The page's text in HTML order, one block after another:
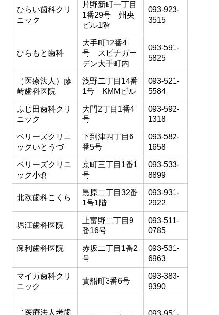
ひらい歯科クリ
ニック
片野新町一丁目
1番29号 州央
ビル1階
093-923-
3515
ひらもと歯科
大手町12番4
号 スピナガー
デン大手町内
093-591-
5825
（医療法人）藤
崎歯科医院
浅野二丁目14番
1号 KMMビル
093-521-
5584
ふじ田歯科クリ
ニック
大門2丁目1番4
号
093-592-
1318
ベリーズクリニ
ックいとうづ
下到津四丁目6
番5号
093-582-
1658
ベリーズクリニ
ック小倉
京町三丁目1番1
号
093-533-
8899
北欧歯科こくら
黒原二丁目32番
1号1階
093-931-
2922
堀江歯科医院
上富野二丁目9
番16号
093-511-
0785
保利歯科医院
赤坂二丁目1番2
号
093-531-
6963
マイカ歯科クリ
ニック
貴船町3番6号
093-383-
9390
（医療法人考歯 093-951-